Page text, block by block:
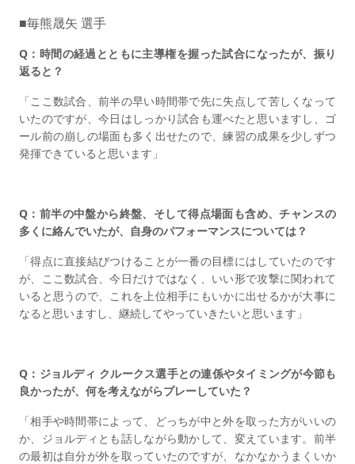
■毎熊晟矢 選手
Q：時間の経過とともに主導権を握った試合になったが、振り
返ると？
「ここ数試合、前半の早い時間帯で先に失点して苦しくなって
いたのですが、今日はしっかり試合も運べたと思いますし、ゴ
ール前の崩しの場面も多く出せたので、練習の成果を少しずつ
発揮できていると思います」
Q：前半の中盤から終盤、そして得点場面も含め、チャンスの
多くに絡んでいたが、自身のパフォーマンスについては？
「得点に直接結びつけることが一番の目標にはしていたのです
が、ここ数試合、今日だけではなく、いい形で攻撃に関われて
いると思うので、これを上位相手にもいかに出せるかが大事に
なると思いますし、継続してやっていきたいと思います」
Q：ジョルディ クルークス選手との連係やタイミングが今節も
良かったが、何を考えながらプレーしていた？
「相手や時間帯によって、どっちが中と外を取った方がいいの
か、ジョルディとも話しながら動かして、変えています。前半
の最初は自分が外を取っていたのですが、なかなかうまくいか